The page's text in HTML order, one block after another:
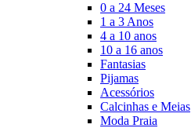
0 a 24 Meses
1 a 3 Anos
4 a 10 anos
10 a 16 anos
Fantasias
Pijamas
Acessórios
Calcinhas e Meias
Moda Praia